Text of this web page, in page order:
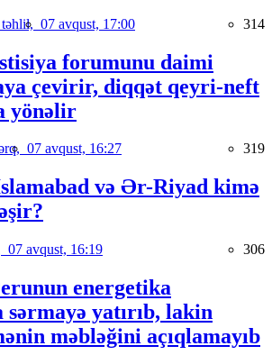
təhlil, 07 avqust, 17:00 314
forumunu daimi
çevirir, diqqət qeyri-neft
yönəlir
07 avqust, 16:27 319
və Ər-Riyad kimə
07 avqust, 16:19 306
energetika
sərmayə yatırıb, lakin
məbləğini açıqlamayıb